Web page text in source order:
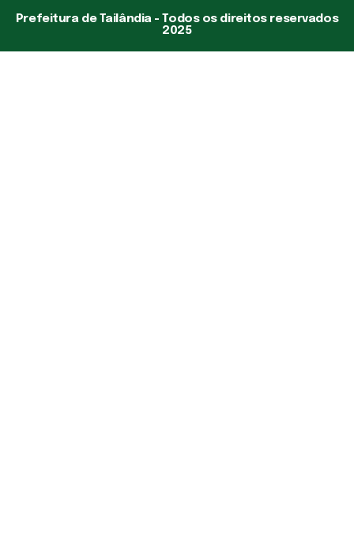
Prefeitura de Tailândia - Todos os direitos reservados
2025